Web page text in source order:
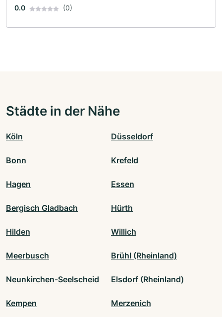
0.0 (0)
Städte in der Nähe
Köln Düsseldorf
Bonn Krefeld
Hagen Essen
Bergisch Gladbach Hürth
Hilden Willich
Meerbusch Brühl (Rheinland)
Neunkirchen-Seelscheid Elsdorf (Rheinland)
Kempen Merzenich